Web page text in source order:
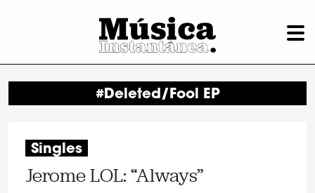
#Deleted/Fool EP
Singles
Jerome LOL: “Always”